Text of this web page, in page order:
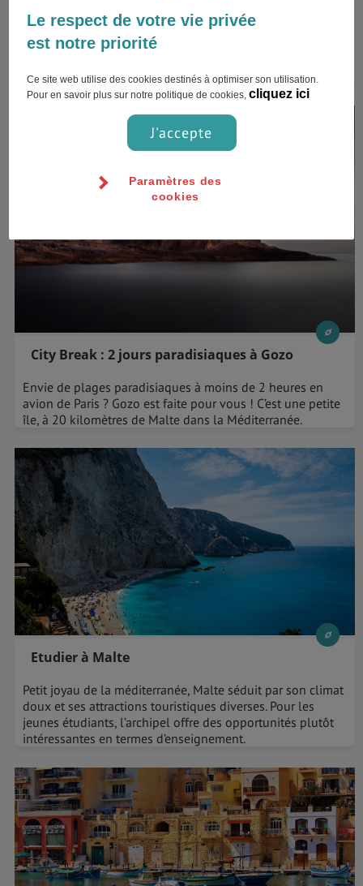
Malte est une destination particulièrement attractive pour
passer un agréable séjour avec ses amis. Il s’agit
également d’une destination idéale pour les familles, avec
profonds.
City Break : 2 jours paradisiaques à Gozo
Envie de plages paradisiaques à moins de 2 heures en
avion de Paris ? Gozo est faite pour vous ! C’est une petite
île, à 20 kilomètres de Malte dans la Méditerranée.
Etudier à Malte
Petit joyau de la méditerranée, Malte séduit par son climat
doux et ses attractions touristiques diverses. Pour les
jeunes étudiants, l’archipel offre des opportunités plutôt
intéressantes en termes d’enseignement.
Le respect de votre vie privée
est notre priorité
Ce site web utilise des cookies destinés à optimiser son utilisation.
Pour en savoir plus sur notre politique de cookies,cliquez ici
J'accepte
Paramètres des
cookies